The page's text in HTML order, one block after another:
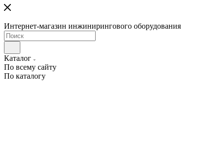
Интернет-магазин инжинирингового оборудования
Каталог
По всему сайту
По каталогу